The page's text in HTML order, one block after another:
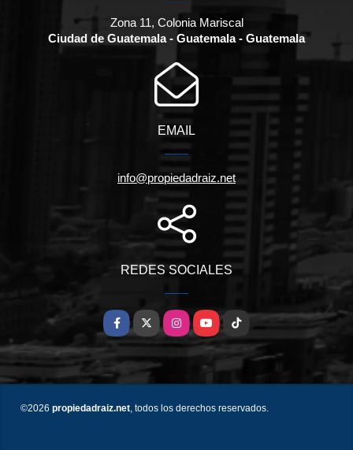
Zona 11, Colonia Mariscal
Ciudad de Guatemala - Guatemala - Guatemala
EMAIL
info@propiedadraiz.net
REDES SOCIALES
Facebook
X InstagramYouTubeTikTok
©2026 propiedadraiz.net, todos los derechos reservados.